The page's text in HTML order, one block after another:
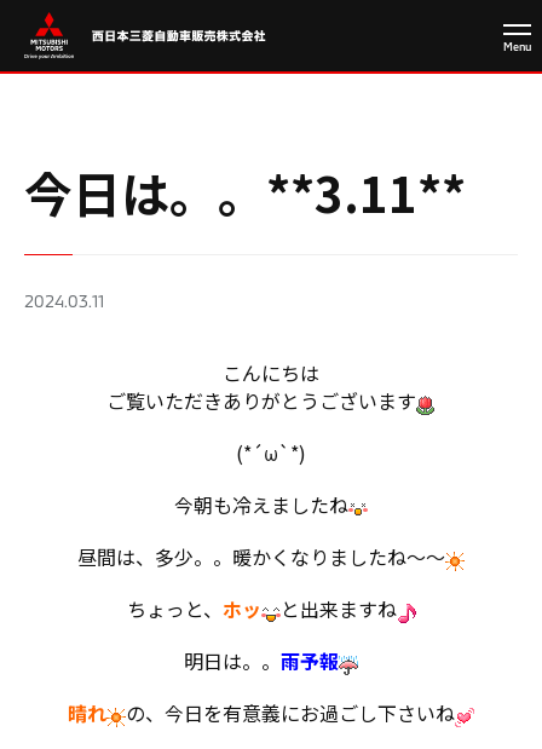
今日は。。**3.11**
2024.03.11
こんにちは
ご覧いただきありがとうございます
(*´ω`*)
今朝も冷えましたね
昼間は、多少。。暖かくなりましたね～～
ちょっと、 ホッ
と出来ますね
明日は。。 雨予報
晴れ
の、今日を有意義にお過ごし下さいね